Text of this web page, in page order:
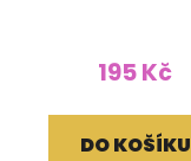
195 Kč
DO KOŠÍKU